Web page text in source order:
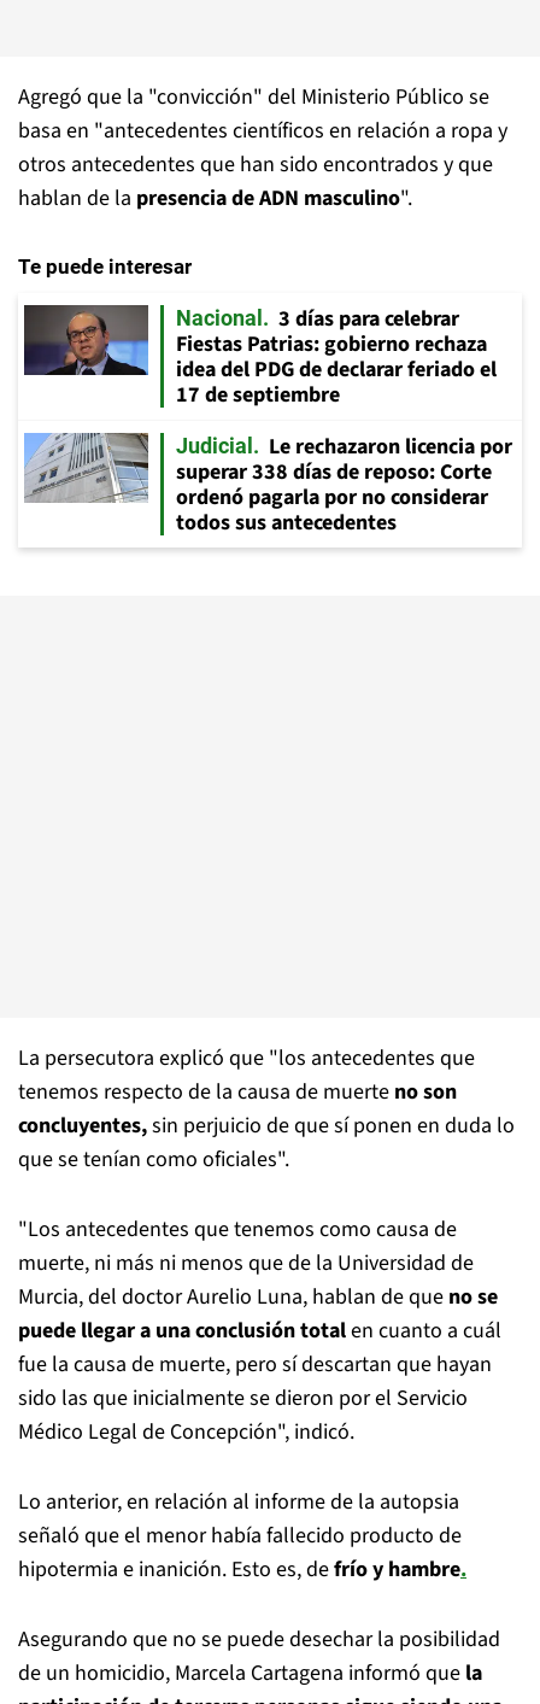
Agregó que la "convicción" del Ministerio Público se
basa en "antecedentes científicos en relación a ropa y
otros antecedentes que han sido encontrados y que
hablan de la presencia de ADN masculino".
Te puede interesar
Nacional
3 días para celebrar
Fiestas Patrias: gobierno rechaza
idea del PDG de declarar feriado el
17 de septiembre
Judicial
Le rechazaron licencia por
superar 338 días de reposo: Corte
ordenó pagarla por no considerar
todos sus antecedentes
La persecutora explicó que "los antecedentes que
tenemos respecto de la causa de muerte no son
concluyentes,sin perjuicio de que sí ponen en duda lo
que se tenían como oficiales".
"Los antecedentes que tenemos como causa de
muerte, ni más ni menos que de la Universidad de
Murcia, del doctor Aurelio Luna, hablan de que no se
puede llegar a una conclusión totalen cuanto a cuál
fue la causa de muerte, pero sí descartan que hayan
sido las que inicialmente se dieron por el Servicio
Médico Legal de Concepción", indicó.
Lo anterior, en relación al informe de la autopsia
señaló que el menor había fallecido producto de
hipotermia e inanición. Esto es, defrío y hambre.
Asegurando que no se puede desechar la posibilidad
de un homicidio, Marcela Cartagena informó que la